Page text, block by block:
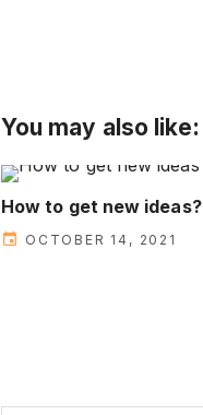
You may also like:
How to get new ideas?
OCTOBER 14, 2021